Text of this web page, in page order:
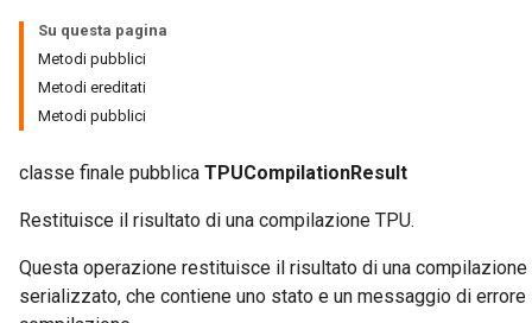
Su questa pagina
Metodi pubblici
Metodi ereditati
Metodi pubblici
classe finale pubblica TPUCompilationResult
Restituisce il risultato di una compilazione TPU.
Questa operazione restituisce il risultato di una
serializzato, che contiene uno stato e un messaggio di